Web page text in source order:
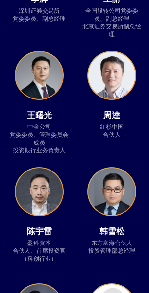
深圳证券交易所
党委委员、副总经理
全国股转公司党委委
员、副总经理
北京证券交易所副总经
理
王曙光
中金公司
党委委员、管理委员会
成员
投资银行业务负责人
周逵
红杉中国
合伙人
陈宇雷
盈科资本
合伙人、首席投资官
（科创行业）
韩雪松
东方富海合伙人
投资管理部总经理